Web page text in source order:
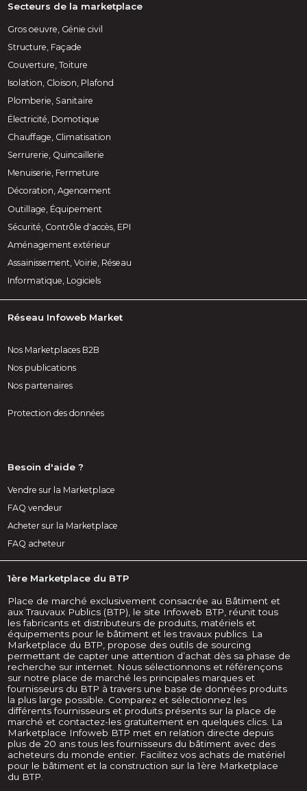
Secteurs de la marketplace
Gros oeuvre, Génie civil
Structure, Façade
Couverture, Toiture
Isolation, Cloison, Plafond
Plomberie, Sanitaire
Électricité, Domotique
Chauffage, Climatisation
Serrurerie, Quincaillerie
Menuiserie, Fermeture
Décoration, Agencement
Outillage, Équipement
Sécurité, Contrôle d'accès, EPI
Aménagement extérieur
Assainissement, Voirie, Réseau
Informatique, Logiciels
Réseau Infoweb Market
Nos Marketplaces B2B
Nos publications
Nos partenaires
Protection des données
Besoin d'aide ?
Vendre sur la Marketplace
FAQ vendeur
Acheter sur la Marketplace
FAQ acheteur
1ère Marketplace du BTP
Place de marché exclusivement consacrée au Bâtiment et
aux Trauvaux Publics (BTP), le site Infoweb BTP, réunit tous
les fabricants et distributeurs de produits, matériels et
équipements pour le bâtiment et les travaux publics. La
Marketplace du BTP, propose des outils de sourcing
permettant de capter une attention d’achat dès sa phase de
recherche sur internet. Nous sélectionnons et référençons
sur notre place de marché les principales marques et
fournisseurs du BTP à travers une base de données produits
la plus large possible. Comparez et sélectionnez les
différents fournisseurs et produits présents sur la place de
marché et contactez-les gratuitement en quelques clics. La
Marketplace Infoweb BTP met en relation directe depuis
plus de 20 ans tous les fournisseurs du bâtiment avec des
acheteurs du monde entier. Facilitez vos achats de matériel
pour le bâtiment et la construction sur la 1ère Marketplace
du BTP.